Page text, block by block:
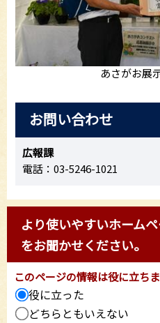
あさがお展
お問い合わせ
広報課
電話：03-5246-1021
より使いやすいホーム
をお聞かせください。
このページの情報は役に立ち
役に立った
どちらともいえない